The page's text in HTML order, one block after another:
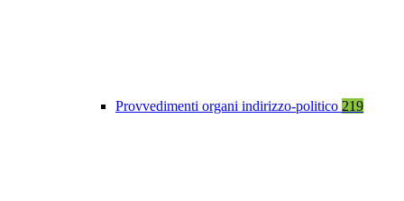
Provvedimenti organi indirizzo-politico 219